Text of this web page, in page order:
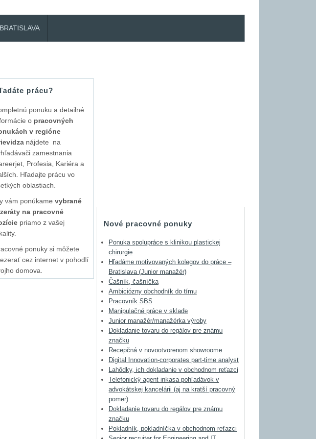
prácu?
ponuku a detailné
o pracovných
v regióne
nájdete na
zamestnania
Profesia, Kariéra a
Hľadajte prácu vo
oblastiach.
vám ponúkame vybrané
na pracovné
priamo z vašej
ponuky si môžete
cez internet v pohodlí
domova.
Nové pracovné ponuky
Ponuka spolupráce s klinikou plastickej
chirurgie
Hľadáme motivovaných kolegov do práce –
Bratislava (Junior manažér)
Čašník, čašníčka
Ambiciózny obchodník do tímu
Pracovník SBS
Manipulačné práce v sklade
Junior manažér/manažérka výroby
Dokladanie tovaru do regálov pre známu
značku
Recepčná v novootvorenom showroome
Digital Innovation-corporates part-time analyst
Lahôdky, ich dokladanie v obchodnom reťazci
Telefonický agent inkasa pohľadávok v
advokátskej kancelárii (aj na kratší pracovný
pomer)
Dokladanie tovaru do regálov pre známu
značku
Pokladník, pokladníčka v obchodnom reťazci